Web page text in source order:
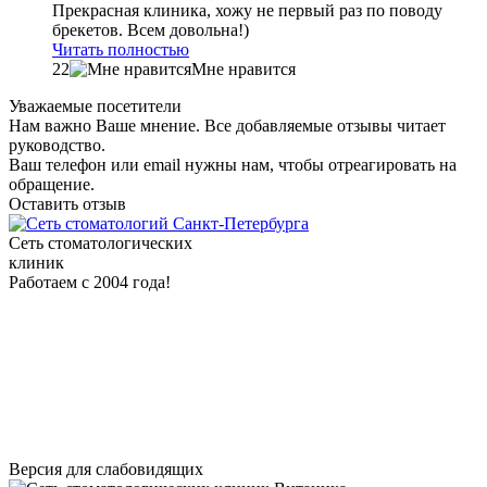
клиники
Прекрасная клиника, хожу не первый раз по поводу
брекетов. Всем довольна!)
Читать полностью
22
Мне нравится
Уважаемые посетители
Нам важно Ваше мнение. Все добавляемые отзывы читает
руководство.
Ваш телефон или email нужны нам, чтобы отреагировать на
обращение.
Оставить отзыв
Сеть стоматологических
клиник
Работаем с 2004 года!
Версия для слабовидящих